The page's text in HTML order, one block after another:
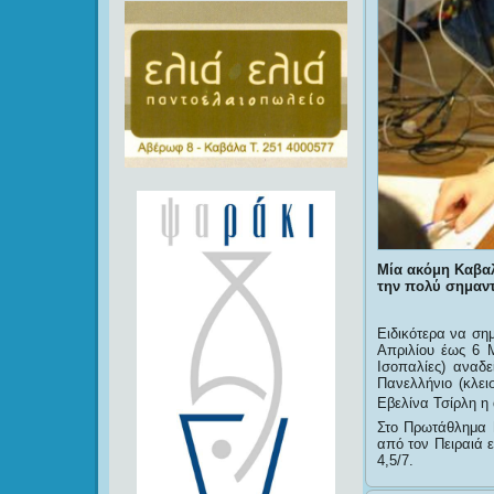
Μία ακόμη
την πολύ
Ειδικότερα να
Απριλίου έως 6
Ισοπαλίες)
Πανελλήνιο
Εβελίνα Τσίρλη
Στο Πρωτάθλημα
από τον Πειραιά
4,5/7.